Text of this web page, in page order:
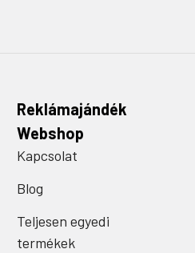
Reklámajándék
Webshop
Kapcsolat
Blog
Teljesen egyedi
termékek